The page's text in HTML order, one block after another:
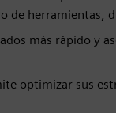
de herramientas,
más rápido y
optimizar sus